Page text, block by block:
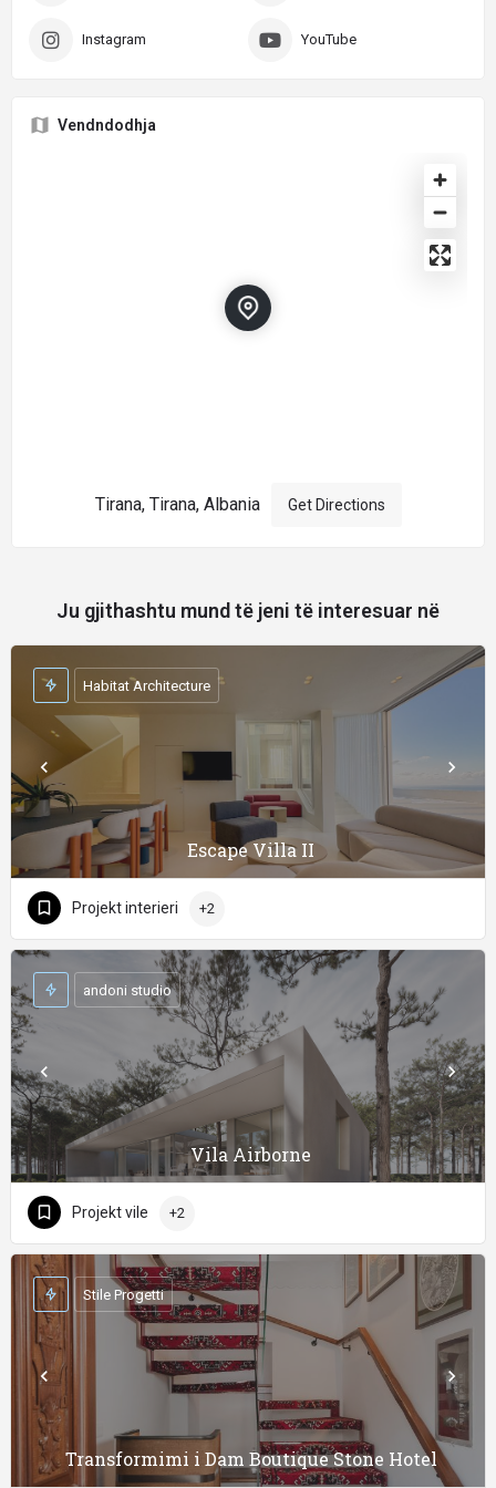
Instagram YouTube
Vendndodhja
Tirana, Tirana, Albania Get Directions
Ju gjithashtu mund të jeni të interesuar në
Escape Villa II
Habitat Architecture
Projekt interieri +2
Vila Airborne
andoni studio
Projekt vile +2
Transformimi i Dam Boutique Stone Hotel
Stile Progetti